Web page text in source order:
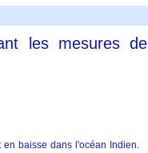
les mesures de
en baisse dans l'océan Indien.